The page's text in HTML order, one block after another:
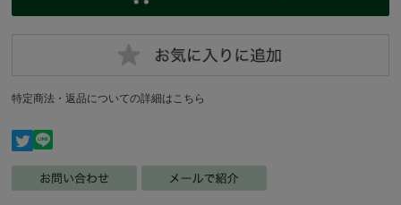
特定商法・返品についての詳細はこちら